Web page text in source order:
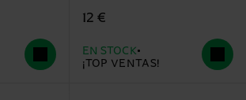
12 €
EN STOCK
¡TOP VENTAS!